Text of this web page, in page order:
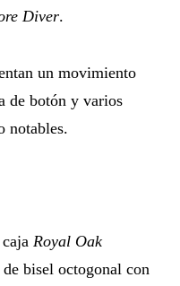
Diver.
un movimiento
de botón y varios
notables.
Royal Oak
bisel octogonal con